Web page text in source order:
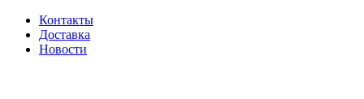
Контакты
Доставка
Новости